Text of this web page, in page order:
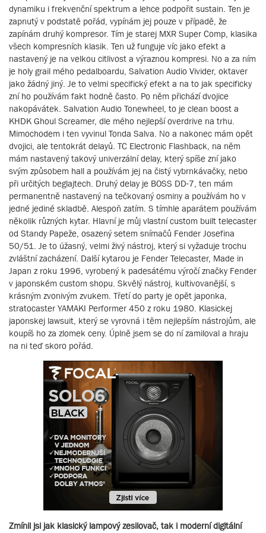
dynamiku i frekvenční spektrum a lehce podpořit sustain. Ten je
zapnutý v podstatě pořád, vypínám jej pouze v případě, že
zapínám druhý kompresor. Tím je starej MXR Super Comp, klasika
všech kompresních klasik. Ten už funguje víc jako efekt a
nastavený je na velkou citlivost a výraznou kompresi. No a za ním
je holy grail mého pedalboardu, Salvation Audio Vivider, oktaver
jako žádný jiný. Je to velmi specifický efekt a na to jak specificky
zní ho používám fakt hodně často. Po něm přichází dvojice
nakopávátek. Salvation Audio Tonewheel, to je clean boost a
KHDK Ghoul Screamer, dle mého nejlepší overdrive na trhu.
Mimochodem i ten vyvinul Tonda Salva. No a nakonec mám opět
dvojici, ale tentokrát delayů. TC Electronic Flashback, na něm
mám nastavený takový univerzální delay, který spíše zní jako
svým způsobem hall a používám jej na čistý vybrnkávačky, nebo
při určitých beglajtech. Druhý delay je BOSS DD-7, ten mám
permanentně nastavený na tečkovaný osminy a používám ho v
jedné jediné skladbě. Alespoň zatím. S tímhle aparátem používám
několik různých kytar. Hlavní je můj vlastní custom built telecaster
od Standy Papeže, osazený setem snímačů Fender Josefina
50/51. Je to úžasný, velmi živý nástroj, který si vyžaduje trochu
zvláštní zacházení. Další kytarou je Fender Telecaster, Made in
Japan z roku 1996, vyrobený k padesátému výročí značky Fender
v japonském custom shopu. Skvělý nástroj, kultivovanější, s
krásným zvonivým zvukem. Třetí do party je opět japonka,
stratocaster YAMAKI Performer 450 z roku 1980. Klasickej
japonskej lawsuit, který se vyrovná i těm nejlepším nástrojům, ale
koupíš ho za zlomek ceny. Úplně jsem se do ní zamiloval a hraju
na ni teď skoro pořád.
Zmínil jsi jak klasický lampový zesilovač, tak i moderní digitální